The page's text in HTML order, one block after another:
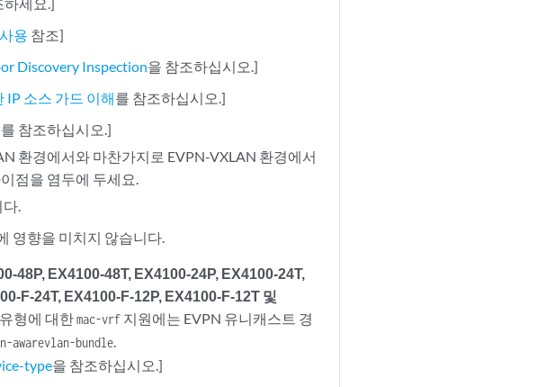
용 참조]
Discovery Inspection을 참조하십시오.]
IP 소스 가드 이해를 참조하십시오.]
를 참조하십시오.]
환경에서와 마찬가지로 EVPN-VXLAN 환경에서
점을 염두에 두세요.
.
영향을 미치지 않습니다.
48P, EX4100-48T, EX4100-24P, EX4100-24T,
F-24T, EX4100-F-12P, EX4100-F-12T 및
형에 대한mac-vrf 지원에는 EVPN 유니캐스트 경
awarevlan-bundle.
type을 참조하십시오.]